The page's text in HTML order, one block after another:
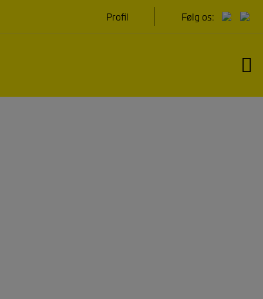
indholdet
Profil Følg os: